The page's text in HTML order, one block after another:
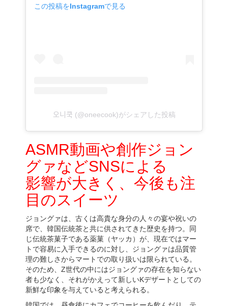
この投稿をInstagramで見る
오니쿡 (@oneecook)がシェアした投稿
ASMR動画や創作ジョン
グァなどSNSによる
影響が大きく、今後も注
目のスイーツ
ジョングァは、古くは高貴な身分の人々の宴や祝いの
席で、韓国伝統茶と共に供されてきた歴史を持つ。同
じ伝統茶菓子である薬菓（ヤッカ）が、現在ではマー
トで容易に入手できるのに対し、ジョングァは品質管
理の難しさからマートでの取り扱いは限られている。
そのため、Z世代の中にはジョングァの存在を知らない
者も少なく、それがかえって新しいKデザートとしての
新鮮な印象を与えていると考えられる。